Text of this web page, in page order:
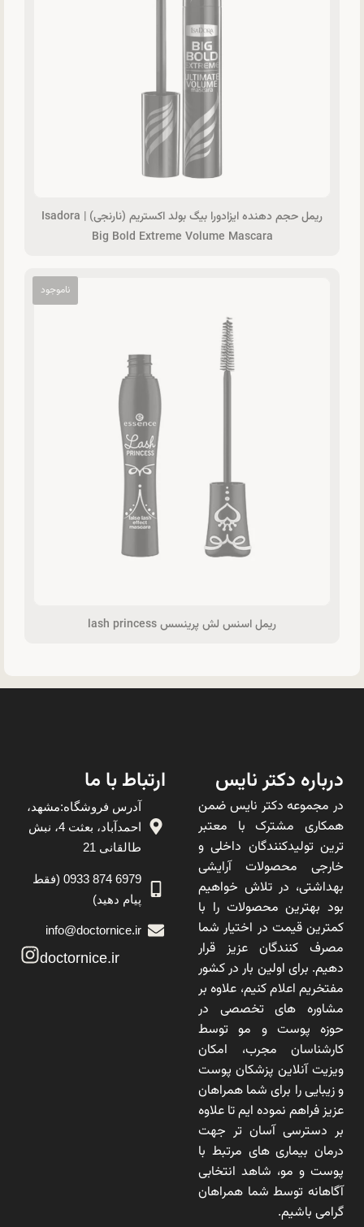
ریمل حجم دهنده ایزادورا بیگ بولد اکستریم (نارنجی) | Isadora
Big Bold Extreme Volume Mascara
ریمل اسنس لش پرینسس lash princess
درباره دکتر نایس
در مجموعه دکتر نایس ضمن
همکاری مشترک با معتبر
ترین تولیدکنندگان داخلی و
خارجی محصولات آرایشی
بهداشتی، در تلاش خواهیم
بود بهترین محصولات را با
کمترین قیمت در اختیار شما
مصرف کنندگان عزیز قرار
دهیم. برای اولین بار در کشور
مفتخریم اعلام کنیم، علاوه بر
مشاوره های تخصصی در
حوزه پوست و مو توسط
کارشناسان مجرب، امکان
ویزیت آنلاین پزشکان پوست
و زیبایی را برای شما همراهان
عزیز فراهم نموده ایم تا علاوه
بر دسترسی آسان تر جهت
درمان بیماری های مرتبط با
پوست و مو، شاهد انتخابی
آگاهانه توسط شما همراهان
گرامی باشیم.
ارتباط با ما
آدرس فروشگاه:مشهد،
احمدآباد، بعثت 4، نبش
طالقانی 21
6979 874 0933 (فقط
پیام دهید)
info@doctornice.ir
doctornice.ir